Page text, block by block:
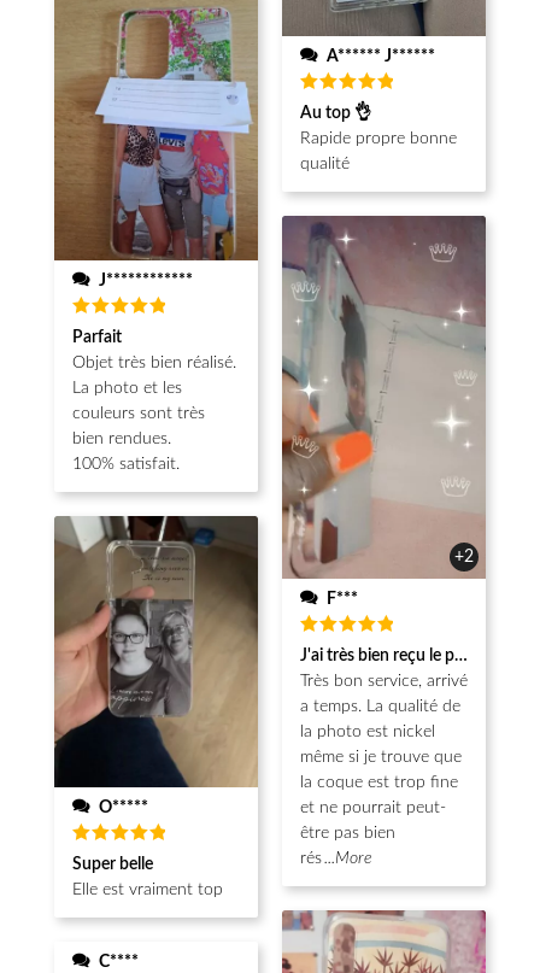
J************
Note5
sur 5
Parfait
Objet très bien réalisé.
La photo et les
couleurs sont très
bien rendues.
100% satisfait.
O*****
Note 5
sur 5
Super belle
Elle est vraiment top
C****
A****** J******
Note5
sur 5
Au top 👌
Rapide propre bonne
qualité
+2
F***
Note5
sur 5
J'ai très bien reçu le produit.
Très bon service, arrivé
a temps. La qualité de
la photo est nickel
même si je trouve que
la coque est trop fine
et ne pourrait peut-
être pas bien
rés...More